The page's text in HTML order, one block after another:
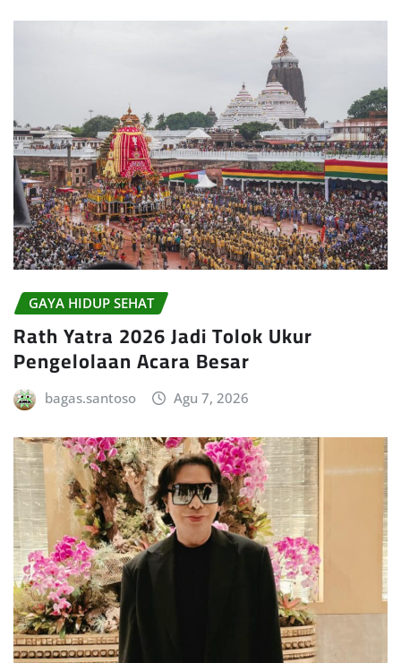
GAYA HIDUP SEHAT
Rath Yatra 2026 Jadi Tolok Ukur
Pengelolaan Acara Besar
bagas.santoso Agu 7, 2026